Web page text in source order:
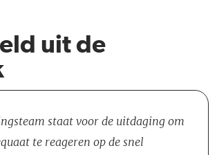
uit de
staat voor de uitdaging om
te reageren op de snel